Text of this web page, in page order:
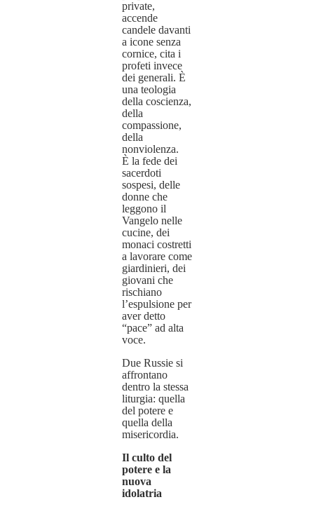
private,
accende
candele davanti
a icone senza
cornice, cita i
profeti invece
dei generali. È
una teologia
della coscienza,
della
compassione,
della
nonviolenza.
È la fede dei
sacerdoti
sospesi, delle
donne che
leggono il
Vangelo nelle
cucine, dei
monaci costretti
a lavorare come
giardinieri, dei
giovani che
rischiano
l’espulsione per
aver detto
“pace” ad alta
voce.
Due Russie si
affrontano
dentro la stessa
liturgia: quella
del potere e
quella della
misericordia.
Il culto del
potere e la
nuova
idolatria